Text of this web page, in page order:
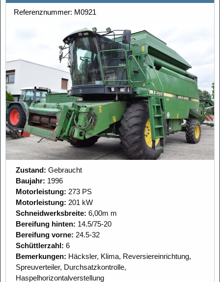
Referenznummer: M0921
Zustand: Gebraucht
Baujahr: 1996
Motorleistung: 273 PS
Motorleistung: 201 kW
Schneidwerksbreite: 6,00m m
Bereifung hinten: 14.5/75-20
Bereifung vorne: 24.5-32
Schüttlerzahl: 6
Bemerkungen: Häcksler, Klima, Reversiereinrichtung,
Spreuverteiler, Durchsatzkontrolle,
Haspelhorizontalverstellung